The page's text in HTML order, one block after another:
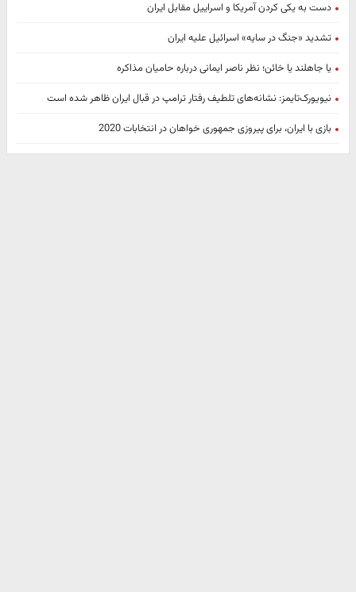
دست به یکی کردن آمریکا و اسراییل مقابل ایران
تشدید «جنگ در سایه» اسرائیل علیه ایران
یا جاهلند یا خائن؛ نظر ناصر ایمانی درباره حامیان مذاکره
نیویورک‌تایمز: نشانه‌های تلطیف رفتار ترامپ در قبال ایران ظاهر شده است
بازی با ایران، برای پیروزی جمهوری خواهان در انتخابات 2020